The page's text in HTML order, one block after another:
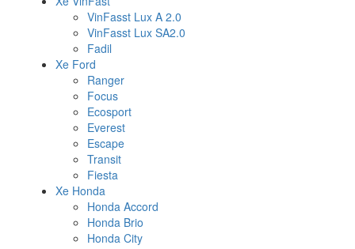
VinFasst Lux A 2.0
VinFasst Lux SA2.0
Fadil
Xe Ford
Ranger
Focus
Ecosport
Everest
Escape
Transit
Fiesta
Xe Honda
Honda Accord
Honda Brio
Honda City